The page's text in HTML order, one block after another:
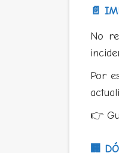
📄
No
Por
👉
🏢